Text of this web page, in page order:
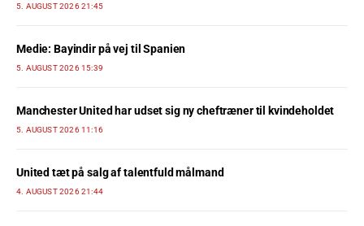
5. AUGUST 2026 21:45
Medie: Bayindir på vej til Spanien
5. AUGUST 2026 15:39
Manchester United har udset sig ny cheftræner til kvindeholdet
5. AUGUST 2026 11:16
United tæt på salg af talentfuld målmand
4. AUGUST 2026 21:44